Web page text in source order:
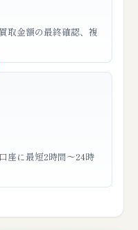
取金額の最終確認、複
座に最短2時間〜24時